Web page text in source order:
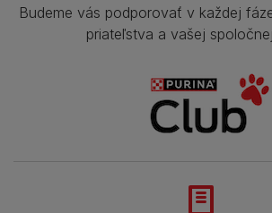
Budeme vás podporovať v každej
priateľstva a vašej